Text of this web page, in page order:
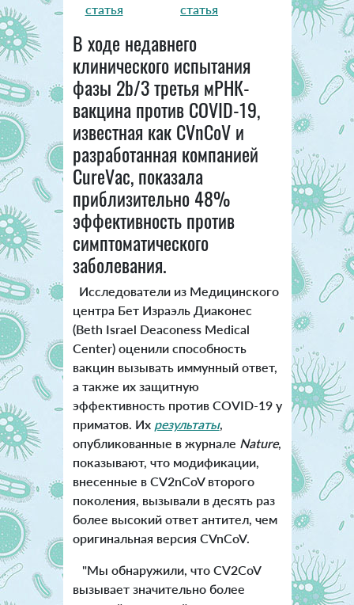
статья
статья
В ходе недавнего
клинического испытания
фазы 2b/3 третья мРНК-
вакцина против COVID-19,
известная как CVnCoV и
разработанная компанией
CureVac, показала
приблизительно 48%
эффективность против
симптоматического
заболевания.
Исследователи из Медицинского
центра Бет Израэль Диаконес
(Beth Israel Deaconess Medical
Center) оценили способность
вакцин вызывать иммунный ответ,
а также их защитную
эффективность против COVID-19 у
приматов. Их результаты,
опубликованные в журнале Nature,
показывают, что модификации,
внесенные в CV2nCoV второго
поколения, вызывали в десять раз
более высокий ответ антител, чем
оригинальная версия CVnCoV.
"Мы обнаружили, что CV2CoV
вызывает значительно более